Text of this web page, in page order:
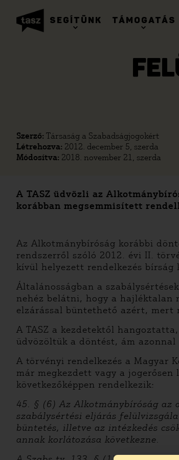
SEGÍTÜNK TÁMOGATÁS
Szerző: Társaság a Szabadságjogokért
Létrehozva: 2012. december 5, szerda
Módosítva: 2018. november 21, szerda
A TASZ üdvözli az
korábban megsemmisített
Az Alkotmánybíróság korábbi
rendszerről szóló 2012. évi II.
kívül helyezett rendelkezés
Általánosságban a
nehéz belátni, hogy a hajléktalan
elzárással büntethető azért,
A TASZ a kezdetektől
üdvözöltük a döntést, ám
A törvényi rendelkezés a Magyar
már megkezdett vagy a
következőképpen rendelkezik:
45. § (6) Az Alkotmánybíróság az
szabálysértési eljárás
büntetés, illetve az intézkedés
annak korlátozása következne.